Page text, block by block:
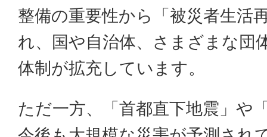
整備の重要性から「被災者生活
れ、国や自治体、さまざまな団
体制が拡充しています。
ただ一方、「首都直下地震」や